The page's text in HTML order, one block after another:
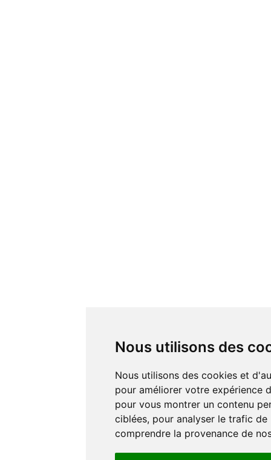
Nous utilisons des
Nous utilisons des cookies et d'autres technologies de suivi
pour améliorer votre expérience
pour vous montrer un contenu
ciblées, pour analyser le trafic
comprendre la provenance de